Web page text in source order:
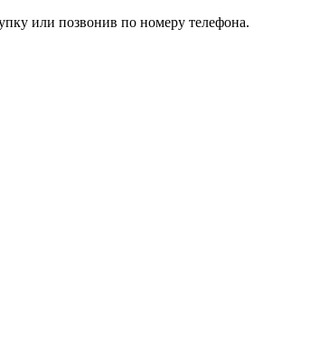
или позвонив по номеру телефона.